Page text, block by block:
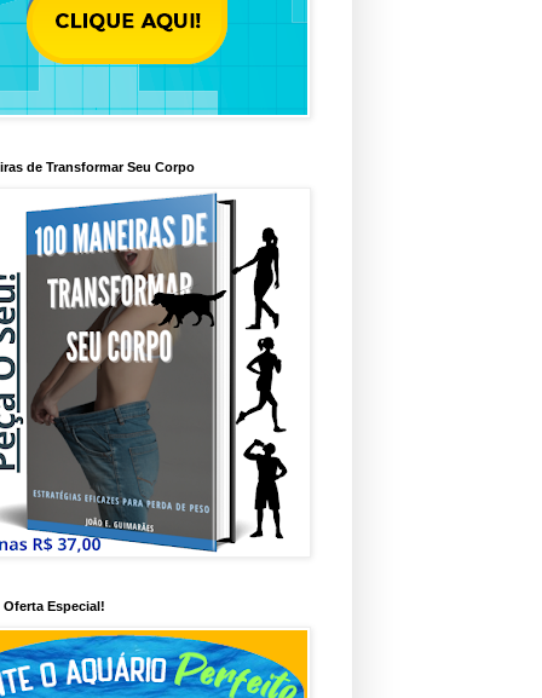
de Transformar Seu Corpo
Oferta Especial!